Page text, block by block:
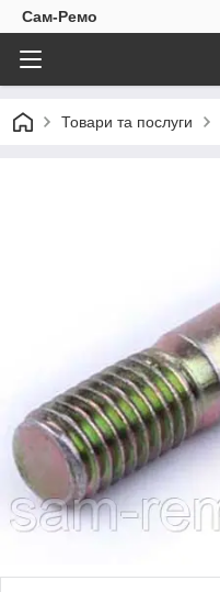
Сам-Ремо
Товари та послуги